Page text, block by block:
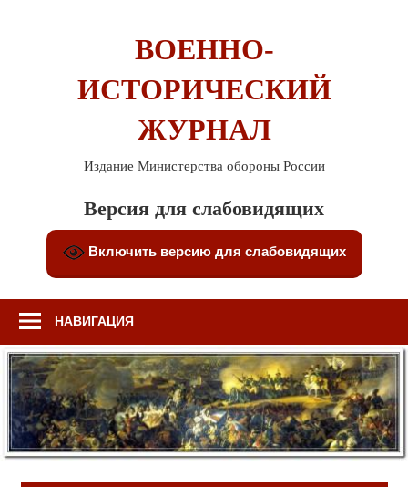
ВОЕННО-
ИСТОРИЧЕСКИЙ
ЖУРНАЛ
Издание Министерства обороны России
Версия для слабовидящих
Включить версию для слабовидящих
НАВИГАЦИЯ